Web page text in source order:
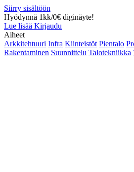
Siirry sisältöön
Hyödynnä 1kk/0€ diginäyte!
Lue lisää Kirjaudu
Aiheet
Arkkitehtuuri Infra Kiinteistöt Pientalo
Rakentaminen Suunnittelu Talotekniikka